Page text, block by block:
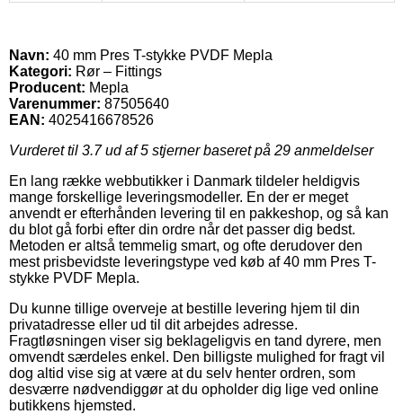
Navn: 40 mm Pres T-stykke PVDF Mepla
Kategori: Rør – Fittings
Producent: Mepla
Varenummer: 87505640
EAN: 4025416678526
Vurderet til 3.7ud af 5 stjerner baseret på 29 anmeldelser
En lang række webbutikker i Danmark tildeler heldigvis
mange forskellige leveringsmodeller. En der er meget
anvendt er efterhånden levering til en pakkeshop, og så kan
du blot gå forbi efter din ordre når det passer dig bedst.
Metoden er altså temmelig smart, og ofte derudover den
mest prisbevidste leveringstype ved køb af 40 mm Pres T-
stykke PVDF Mepla.
Du kunne tillige overveje at bestille levering hjem til din
privatadresse eller ud til dit arbejdes adresse.
Fragtløsningen viser sig beklageligvis en tand dyrere, men
omvendt særdeles enkel. Den billigste mulighed for fragt vil
dog altid vise sig at være at du selv henter ordren, som
desværre nødvendiggør at du opholder dig lige ved online
butikkens hjemsted.